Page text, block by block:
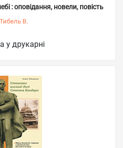
: оповідання, новели, повість
Тибель В.
у друкарні